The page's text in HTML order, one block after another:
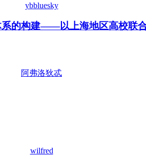
ybbluesky
的构建——以上海地区高校联
阿弗洛狄忒
wilfred